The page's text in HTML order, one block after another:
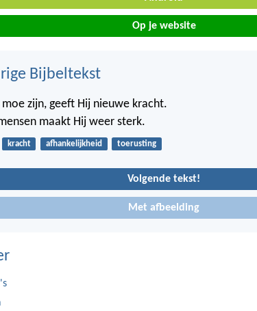
Op je website
Bijbeltekst
moe zijn, geeft Hij nieuwe kracht.
maakt Hij weer sterk.
kracht afhankelijkheid toerusting
Volgende tekst!
Met afbeelding